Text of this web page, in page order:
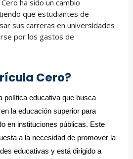
ha sido un cambio
que estudiantes de
sus carreras en universidades
por los gastos de
Cero?
política educativa que busca
la educación superior para
en instituciones públicas. Este
a la necesidad de promover la
educativas y está dirigido a